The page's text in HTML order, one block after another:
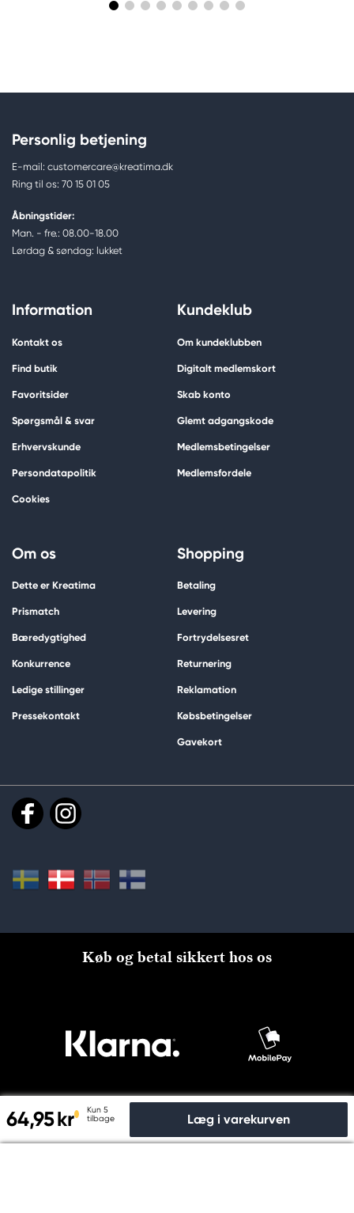
64,95 kr
Kun 5
tilbage
Læg i varekurven
Personlig betjening
E-mail: customercare@kreatima.dk
Ring til os: 70 15 01 05
Åbningstider:
Man. - fre.: 08.00-18.00
Lørdag & søndag: lukket
Information
Kontakt os
Find butik
Favoritsider
Spørgsmål & svar
Erhvervskunde
Persondatapolitik
Cookies
Kundeklub
Om kundeklubben
Digitalt medlemskort
Skab konto
Glemt adgangskode
Medlemsbetingelser
Medlemsfordele
Om os
Dette er Kreatima
Prismatch
Bæredygtighed
Konkurrence
Ledige stillinger
Pressekontakt
Shopping
Betaling
Levering
Fortrydelsesret
Returnering
Reklamation
Købsbetingelser
Gavekort
Køb og betal sikkert hos os